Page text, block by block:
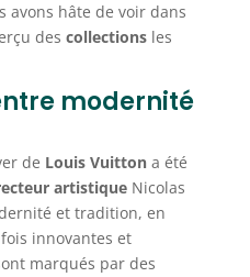
avons hâte de voir dans
des collectionsles
modernité
de Louis Vuittona été
artistiqueNicolas
et tradition, en
innovantes et
marqués par des